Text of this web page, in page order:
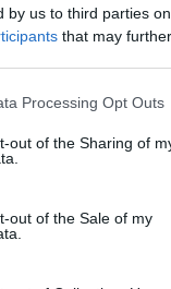
by us to third parties
that may
Processing Opt Outs
out of the Sharing of
out of the Sale of my